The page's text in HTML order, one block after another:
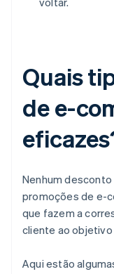
Quais
de e-
Nenhum
promoções de e-
que fazem a
cliente ao objetivo
Aqui estão